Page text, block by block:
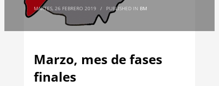
MARTES, 26 FEBRERO 2019 / PUBLISHED IN BM
Marzo, mes de fases
finales